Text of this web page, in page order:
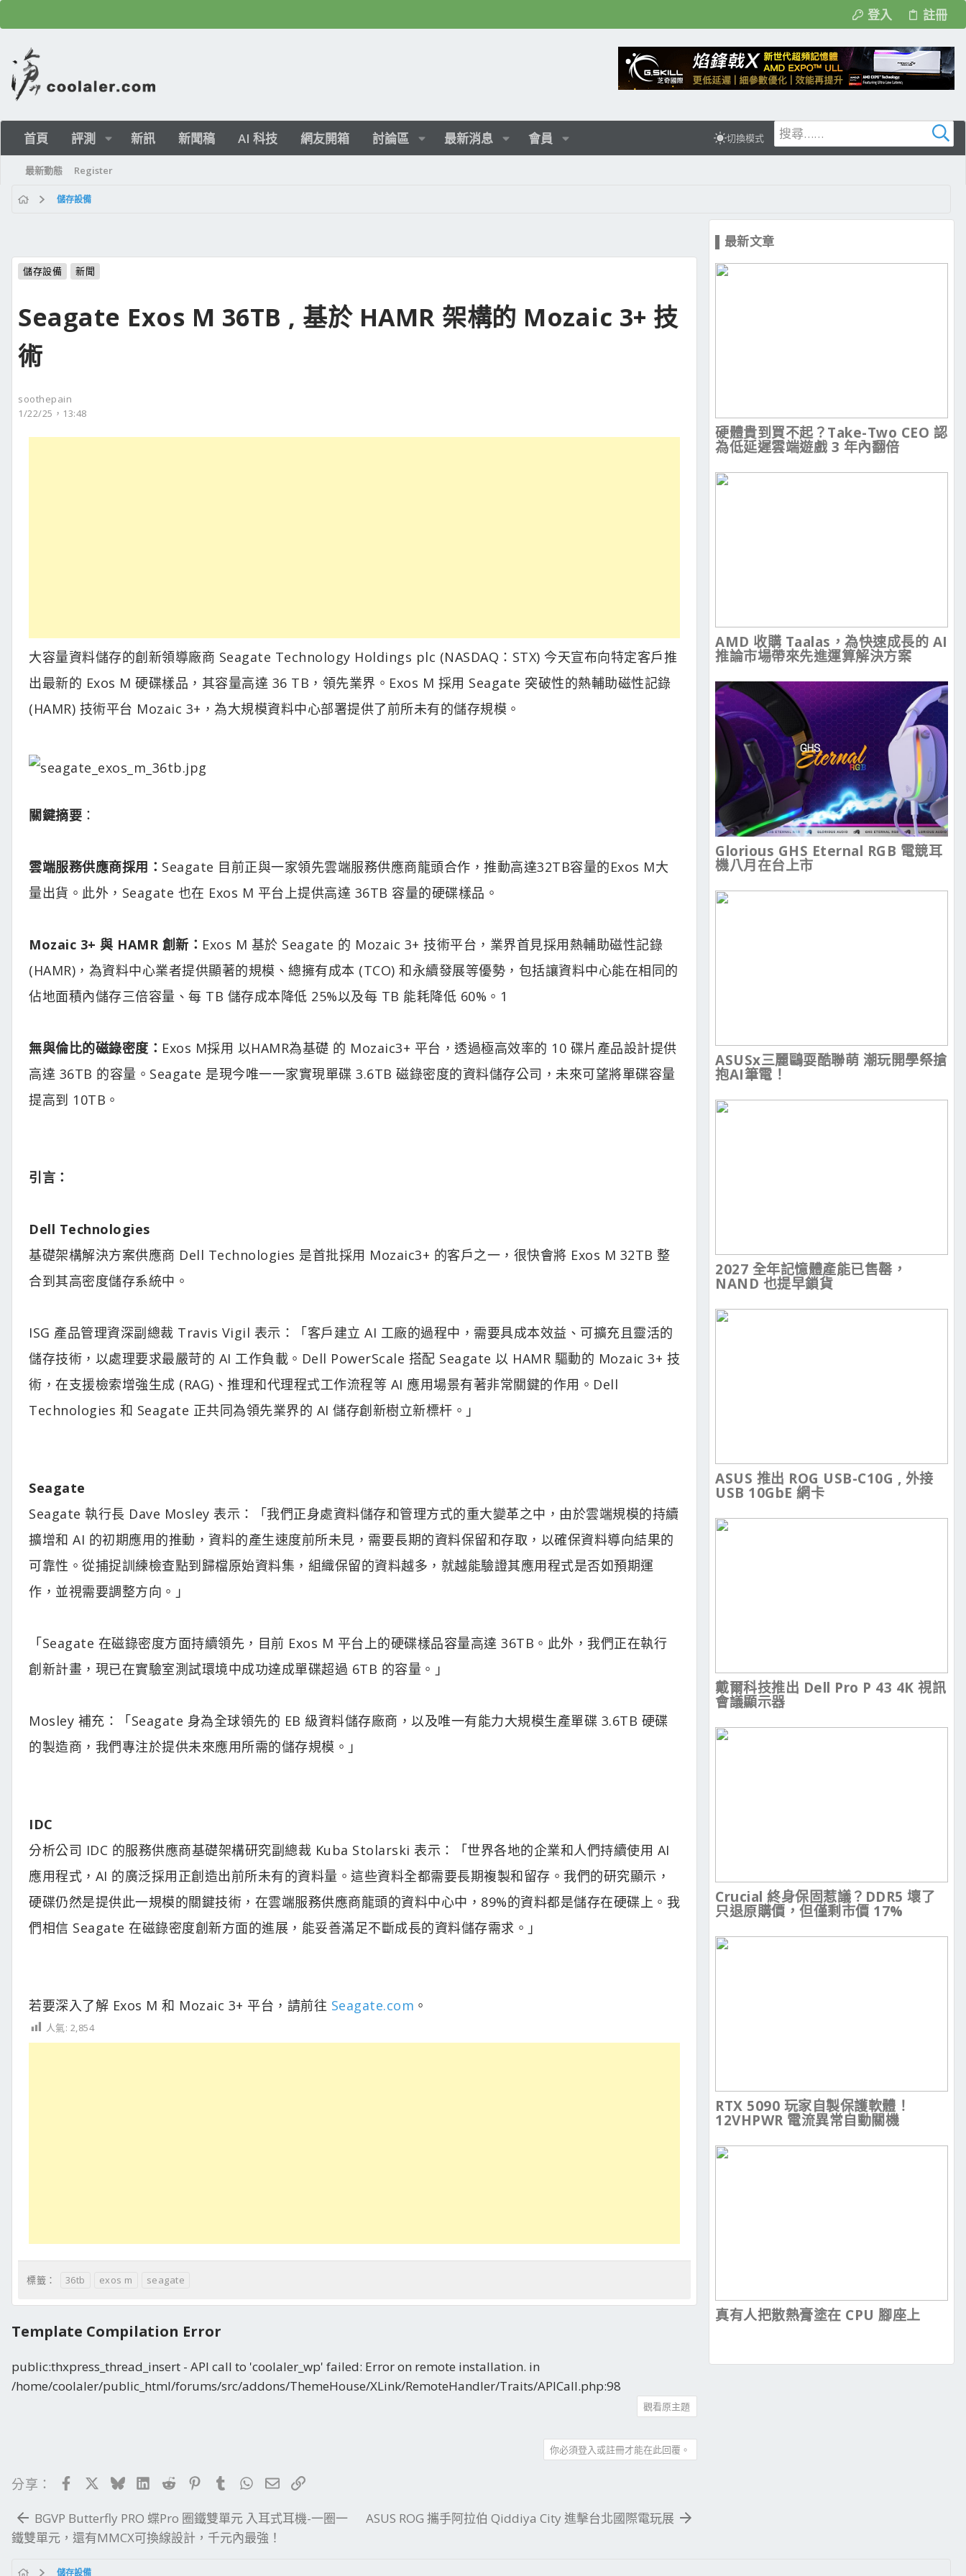
登入 註冊
首頁 評測 新訊 新聞稿 AI 科技 網友開箱 討論區 最新消息 會員 切換模式
最新動態 Register
儲存設備
儲存設備 新聞
Seagate Exos M 36TB , 基於 HAMR 架構的 Mozaic 3+ 技
術
soothepain
1/22/25，13:48
大容量資料儲存的創新領導廠商 Seagate Technology Holdings plc (NASDAQ：STX) 今天宣布向特定客戶推
出最新的 Exos M 硬碟樣品，其容量高達 36 TB，領先業界。Exos M 採用 Seagate 突破性的熱輔助磁性記錄
(HAMR) 技術平台 Mozaic 3+，為大規模資料中心部署提供了前所未有的儲存規模。
關鍵摘要 ：
雲端服務供應商採用： Seagate 目前正與一家領先雲端服務供應商龍頭合作，推動高達32TB容量的Exos M大
量出貨。此外，Seagate 也在 Exos M 平台上提供高達 36TB 容量的硬碟樣品。
Mozaic 3+ 與 HAMR 創新： Exos M 基於 Seagate 的 Mozaic 3+ 技術平台，業界首見採用熱輔助磁性記錄
(HAMR)，為資料中心業者提供顯著的規模、總擁有成本 (TCO) 和永續發展等優勢，包括讓資料中心能在相同的
佔地面積內儲存三倍容量、每 TB 儲存成本降低 25%以及每 TB 能耗降低 60%。1
無與倫比的磁錄密度： Exos M採用 以HAMR為基礎 的 Mozaic3+ 平台，透過極高效率的 10 碟片產品設計提供
高達 36TB 的容量。Seagate 是現今唯一一家實現單碟 3.6TB 磁錄密度的資料儲存公司，未來可望將單碟容量
提高到 10TB。
引言：
Dell Technologies
基礎架構解決方案供應商 Dell Technologies 是首批採用 Mozaic3+ 的客戶之一，很快會將 Exos M 32TB 整
合到其高密度儲存系統中。
ISG 產品管理資深副總裁 Travis Vigil 表示：「客戶建立 AI 工廠的過程中，需要具成本效益、可擴充且靈活的
儲存技術，以處理要求最嚴苛的 AI 工作負載。Dell PowerScale 搭配 Seagate 以 HAMR 驅動的 Mozaic 3+ 技
術，在支援檢索增強生成 (RAG)、推理和代理程式工作流程等 AI 應用場景有著非常關鍵的作用。Dell
Technologies 和 Seagate 正共同為領先業界的 AI 儲存創新樹立新標杆。」
Seagate
Seagate 執行長 Dave Mosley 表示：「我們正身處資料儲存和管理方式的重大變革之中，由於雲端規模的持續
擴增和 AI 的初期應用的推動，資料的產生速度前所未見，需要長期的資料保留和存取，以確保資料導向結果的
可靠性。從捕捉訓練檢查點到歸檔原始資料集，組織保留的資料越多，就越能驗證其應用程式是否如預期運
作，並視需要調整方向。」
「Seagate 在磁錄密度方面持續領先，目前 Exos M 平台上的硬碟樣品容量高達 36TB。此外，我們正在執行
創新計畫，現已在實驗室測試環境中成功達成單碟超過 6TB 的容量。」
Mosley 補充：「Seagate 身為全球領先的 EB 級資料儲存廠商，以及唯一有能力大規模生產單碟 3.6TB 硬碟
的製造商，我們專注於提供未來應用所需的儲存規模。」
IDC
分析公司 IDC 的服務供應商基礎架構研究副總裁 Kuba Stolarski 表示：「世界各地的企業和人們持續使用 AI
應用程式，AI 的廣泛採用正創造出前所未有的資料量。這些資料全都需要長期複製和留存。我們的研究顯示，
硬碟仍然是提供此一規模的關鍵技術，在雲端服務供應商龍頭的資料中心中，89%的資料都是儲存在硬碟上。我
們相信 Seagate 在磁錄密度創新方面的進展，能妥善滿足不斷成長的資料儲存需求。」
若要深入了解 Exos M 和 Mozaic 3+ 平台，請前往 Seagate.com 。
人氣: 2,854
標籤： 36tb exos m seagate
Template Compilation Error
public:thxpress_thread_insert - API call to 'coolaler_wp' failed: Error on remote installation. in
/home/coolaler/public_html/forums/src/addons/ThemeHouse/XLink/RemoteHandler/Traits/APICall.php:98
觀看原主題
你必須登入或註冊才能在此回覆。
分享： FacebookBlueskyLinkedIn
RedditPinterestTumblrWhatsApp
電子郵件
連結
BGVP Butterfly PRO 蝶Pro 圈鐵雙單元 入耳式耳機-一圈一
鐵雙單元，還有MMCX可換線設計，千元內最強！
ASUS ROG 攜手阿拉伯 Qiddiya City 進擊台北國際電玩展
▌最新文章
硬體貴到買不起？Take-Two CEO 認
為低延遲雲端遊戲 3 年內翻倍
AMD 收購 Taalas，為快速成長的 AI
推論市場帶來先進運算解決方案
Glorious GHS Eternal RGB 電競耳
機八月在台上市
ASUSx三麗鷗耍酷聯萌 潮玩開學祭搶
抱AI筆電！
2027 全年記憶體產能已售罄，
NAND 也提早鎖貨
ASUS 推出 ROG USB-C10G , 外接
USB 10GbE 網卡
戴爾科技推出 Dell Pro P 43 4K 視訊
會議顯示器
Crucial 終身保固惹議？DDR5 壞了
只退原購價，但僅剩市價 17%
RTX 5090 玩家自製保護軟體！
12VHPWR 電流異常自動關機
真有人把散熱膏塗在 CPU 腳座上
儲存設備